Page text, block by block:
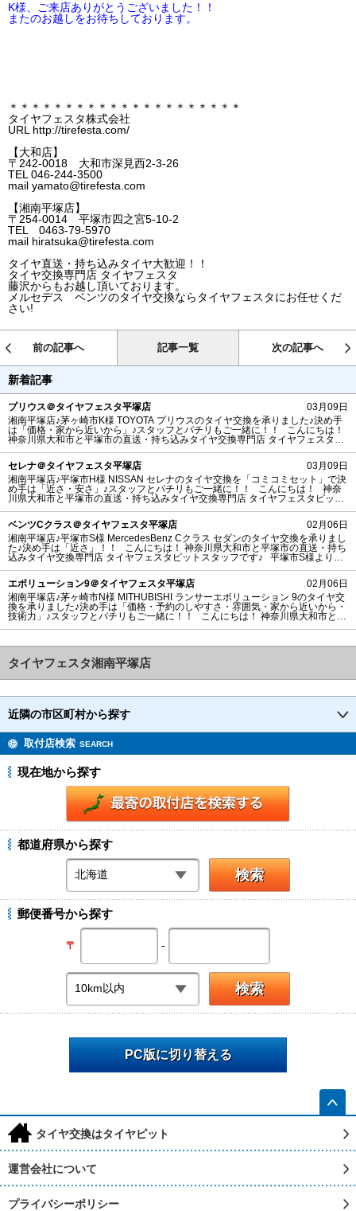
K様、
ご来店ありがとうございました！！
またのお越しをお待ちしております。
＊＊＊＊＊＊＊＊＊＊＊＊＊＊＊＊＊＊＊＊＊
タイヤフェスタ株式会社
URL http://tirefesta.com/
【大和店】
〒242-0018 大和市深見西2-3-26
TEL 046-244-3500
mail yamato@tirefesta.com
【湘南平塚店】
〒254-0014 平塚市四之宮5-10-2
TEL 0463-79-5970
mail hiratsuka@tirefesta.com
タイヤ直送・持ち込みタイヤ大歓迎！！
タイヤ交換専門店 タイヤフェスタ
藤沢からもお越し頂いております。
メルセデス ベンツのタイヤ交換ならタイヤフェスタにお任せくだ
さい!
前の記事へ 記事一覧 次の記事へ
新着記事
プリウス＠タイヤフェスタ平塚店
03月09日
湘南平塚店♪茅ヶ崎市K様 TOYOTA プリウスのタイヤ交換を承りました♪決め手
は「価格・家から近いから」♪スタッフとパチリもご一緒に！！ こんにちは！
神奈川県大和市と平塚市の直送・‪‎持ち込みタイヤ交換専門店‬ タイヤフェスタピ
した。 湘南平塚店ご利用ありがとうございます！ タイヤ銘柄： MAXIMUS
M1 タイヤサイズ
セレナ＠タイヤフェスタ平塚店
03月09日
湘南平塚店♪平塚市H様 NISSAN セレナのタイヤ交換を「コミコミセット」で決
め手は「近さ・安さ」♪スタッフとパチリもご一緒に！！ こんにちは！ 神奈
川県大和市と平塚市の直送・‪‎持ち込みタイヤ交換専門店‬ タイヤフェスタピット
ベンツCクラス＠タイヤフェスタ平塚店
02月06日
湘南平塚店♪平塚市S様 MercedesBenz Cクラス セダンのタイヤ交換を承りまし
た♪決め手は「近さ」！！ こんにちは！ 神奈川県大和市と平塚市の直送・‪‎持ち
込みタイヤ交換専門店‬ タイヤフェスタピットスタッフです♪ 平塚市S様よりMe
エボリューション9＠タイヤフェスタ平塚店
02月06日
湘南平塚店♪茅ヶ崎市N様 MITHUBISHI ランサーエボリューション 9のタイヤ交
換を承りました♪決め手は「価格・予約のしやすさ・雰囲気・家から近いから・
技術力」♪スタッフとパチリもご一緒に！！ こんにちは！ 神奈川県大和市と平
ました。 湘南平塚店ご利用ありがとうございま
タイヤフェスタ湘南平塚店
近隣の市区町村から探す
取付店検索 SEARCH
現在地から探す
都道府県から探す
郵便番号から探す
〒 -
PC版に切り替える
h タイヤ交換はタイヤピット
運営会社について
プライバシーポリシー